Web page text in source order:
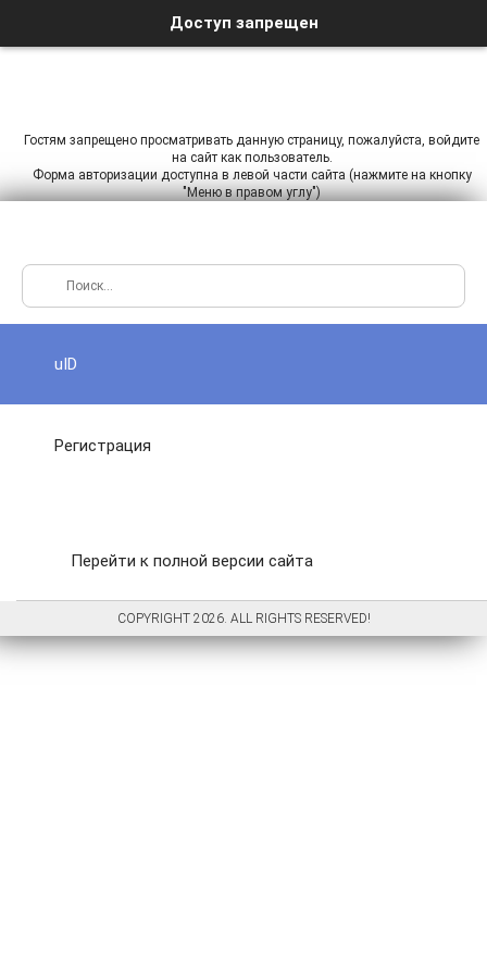
Доступ запрещен
Гостям запрещено просматривать данную страницу, пожалуйста, войдите
на сайт как пользователь.
Форма авторизации доступна в левой части сайта (нажмите на кнопку
"Меню в правом углу")
uID
Регистрация
Перейти к полной версии сайта
COPYRIGHT 2026. ALL RIGHTS RESERVED!